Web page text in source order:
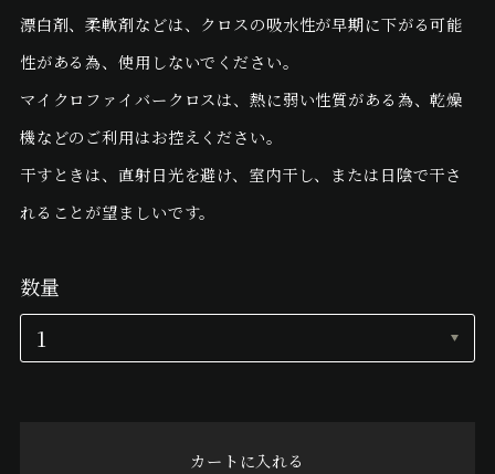
漂白剤、柔軟剤などは、クロスの吸水性が早期に下がる可能
性がある為、使用しないでください。
マイクロファイバークロスは、熱に弱い性質がある為、乾燥
機などのご利用はお控えください。
干すときは、直射日光を避け、室内干し、または日陰で干さ
れることが望ましいです。
数量
カートに入れる